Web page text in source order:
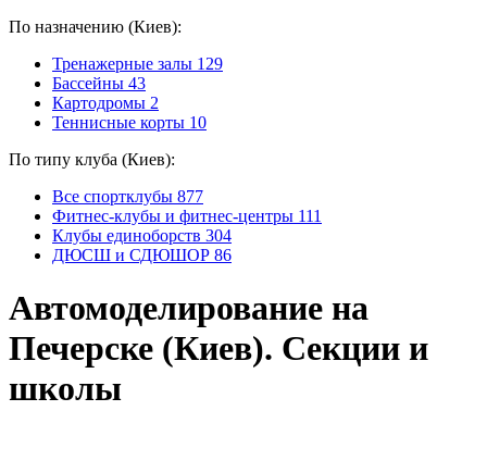
По назначению (Киев):
Тренажерные залы 129
Бассейны 43
Картодромы 2
Теннисные корты 10
По типу клуба (Киев):
Все спортклубы 877
Фитнес-клубы и фитнес-центры 111
Клубы единоборств 304
ДЮСШ и СДЮШОР 86
Автомоделирование на
Печерске (Киев). Секции и
школы